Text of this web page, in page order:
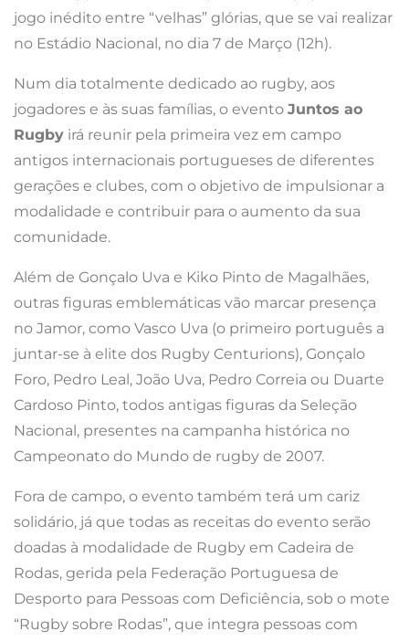
jogo inédito entre “velhas” glórias, que se vai realizar
no Estádio Nacional, no dia 7 de Março (12h).
Num dia totalmente dedicado ao rugby, aos
jogadores e às suas famílias, o evento Juntos ao
Rugby irá reunir pela primeira vez em campo
antigos internacionais portugueses de diferentes
gerações e clubes, com o objetivo de impulsionar a
modalidade e contribuir para o aumento da sua
comunidade.
Além de Gonçalo Uva e Kiko Pinto de Magalhães,
outras figuras emblemáticas vão marcar presença
no Jamor, como Vasco Uva (o primeiro português a
juntar-se à elite dos Rugby Centurions), Gonçalo
Foro, Pedro Leal, João Uva, Pedro Correia ou Duarte
Cardoso Pinto, todos antigas figuras da Seleção
Nacional, presentes na campanha histórica no
Campeonato do Mundo de rugby de 2007.
Fora de campo, o evento também terá um cariz
solidário, já que todas as receitas do evento serão
doadas à modalidade de Rugby em Cadeira de
Rodas, gerida pela Federação Portuguesa de
Desporto para Pessoas com Deficiência, sob o mote
“Rugby sobre Rodas”, que integra pessoas com